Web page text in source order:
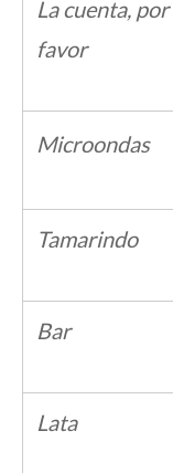
La cuenta, por
favor
Microondas
Tamarindo
Bar
Lata